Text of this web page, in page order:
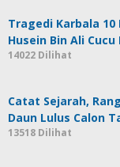
Tragedi Karbala
Husein Bin Ali
14022 Dilihat
Catat Sejarah,
Daun Lulus Calon
13518 Dilihat